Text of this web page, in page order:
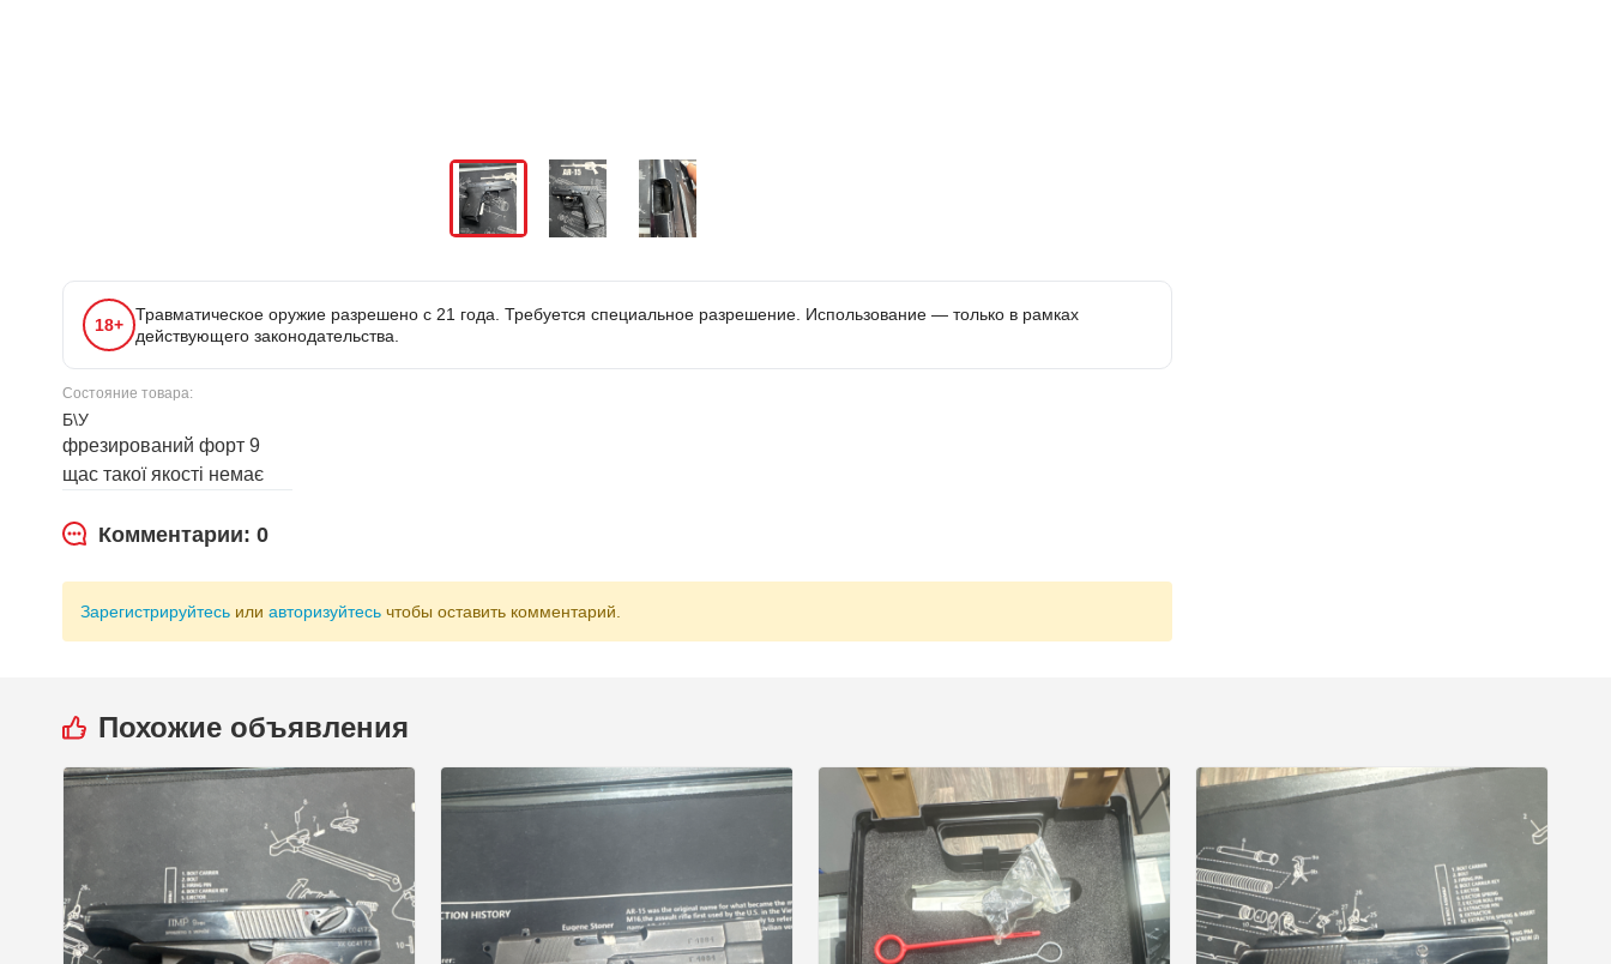
18+
Травматическое оружие разрешено с 21 года. Требуется специальное разрешение. Использование — только в рамках
действующего законодательства.
Состояние товара:
Б\У
фрезирований форт 9
щас такої якості немає
Комментарии: 0
Зарегистрируйтесь или авторизуйтесь чтобы оставить комментарий.
Похожие объявления